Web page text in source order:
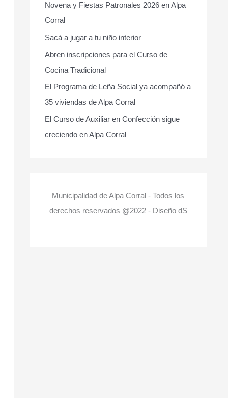
p
o
r
:
Novena y Fiestas Patronales 2026 en Alpa
Corral
Sacá a jugar a tu niño interior
Abren inscripciones para el Curso de
Cocina Tradicional
El Programa de Leña Social ya acompañó a
35 viviendas de Alpa Corral
El Curso de Auxiliar en Confección sigue
creciendo en Alpa Corral
Municipalidad de Alpa Corral - Todos los
derechos reservados @2022 - Diseño dS